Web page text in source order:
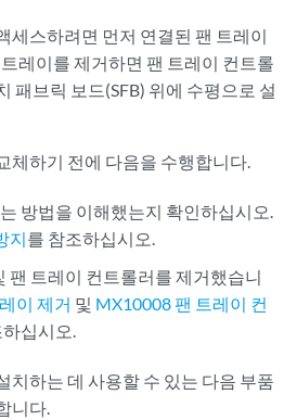
세스하려면 먼저 연결된 팬 트레이
레이를 제거하면 팬 트레이 컨트롤
패브릭 보드(SFB) 위에 수평으로 설
체하기 전에 다음을 수행합니다.
방법을 이해했는지 확인하십시오.
지를 참조하십시오.
팬 트레이 컨트롤러를 제거했습니
이 제거 및 MX10008 팬 트레이 컨
십시오.
치하는 데 사용할 수 있는 다음 부품
니다.